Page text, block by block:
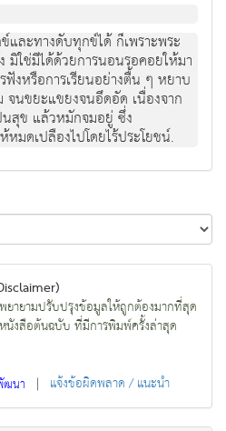
และทางดับทุกขได ก็เพราะพระ
มิใชมีไดดวยการนอนรอคอยใหมา
ฟงหรือการเรียนอยางตื้น ๆ หยาบ
จนขยะแขยงจนอึดอัด เนื่องจาก
สุข แลวหมักจมอยู ซึ่ง
หมดเปลืองไปโดยไรประโยชน.
ายามปรับปรุงข้อมูลให้ถูกต้องมากที่สุด
งสือต้นฉบับ ที่มีการพิมพ์ครั้งล่าสุด
ฒนา | แจ้งข้อผิดพลาด / แนะนำ